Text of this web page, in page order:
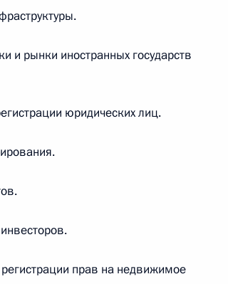
Джулии Гиллард
и рынки иностранных государств
юридических лиц.
прав на недвижимое